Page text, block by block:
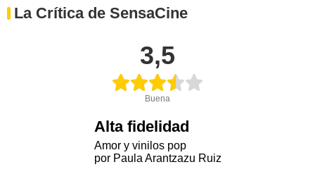
La Crítica de SensaCine
3,5
Buena
Alta fidelidad
Amor y vinilos pop
por Paula Arantzazu Ruiz